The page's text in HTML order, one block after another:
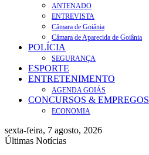
ANTENADO
ENTREVISTA
Câmara de Goiânia
Câmara de Aparecida de Goiânia
POLÍCIA
SEGURANÇA
ESPORTE
ENTRETENIMENTO
AGENDA GOIÁS
CONCURSOS & EMPREGOS
ECONOMIA
sexta-feira, 7 agosto, 2026
Últimas Notícias